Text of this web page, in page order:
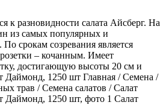
к разновидности салата Айсберг. На
из самых популярных и
срокам созревания является
– кочанным. Имеет
достигающую высоты 20 см и
Даймонд, 1250 шт Главная / Семена /
трав / Семена салатов / Салат
Даймонд, 1250 шт, фото 1 Салат